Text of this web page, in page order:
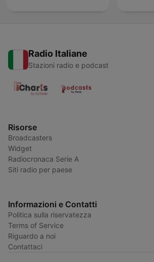
Radio Italiane
Stazioni radio e podcast
Risorse
Broadcasters
Widget
Radiocronaca Serie A
Siti radio per paese
Informazioni e Contatti
Politica sulla riservatezza
Terms of Service
Riguardo a noi
Contattaci